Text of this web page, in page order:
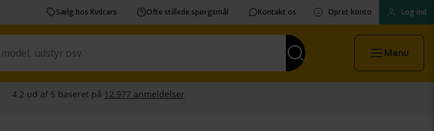
Sælg hos Kvdcars Ofte stillede spørgsmål Kontakt os Opret konto Log ind
Menu